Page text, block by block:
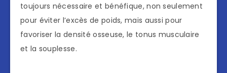
toujours nécessaire et bénéfique, non seulement
pour éviter l’excès de poids, mais aussi pour
favoriser la densité osseuse, le tonus musculaire
et la souplesse.